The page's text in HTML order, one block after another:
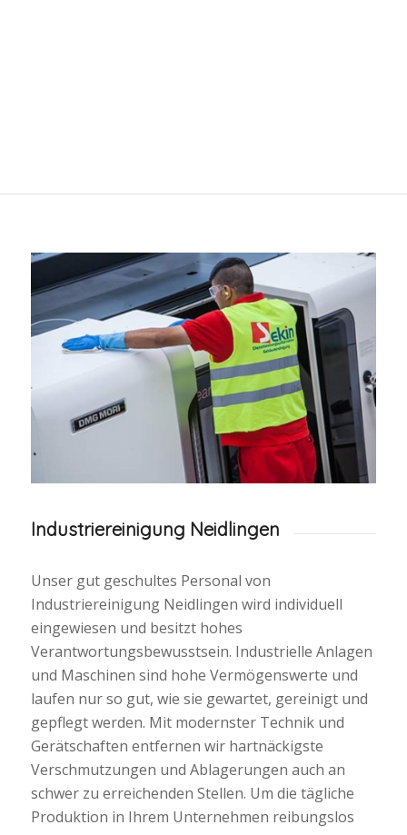
Industriereinigung Neidlingen
Unser gut geschultes Personal von
Industriereinigung Neidlingen wird individuell
eingewiesen und besitzt hohes
Verantwortungsbewusstsein. Industrielle Anlagen
und Maschinen sind hohe Vermögenswerte und
laufen nur so gut, wie sie gewartet, gereinigt und
gepflegt werden. Mit modernster Technik und
Gerätschaften entfernen wir hartnäckigste
Verschmutzungen und Ablagerungen auch an
schwer zu erreichenden Stellen. Um die tägliche
Produktion in Ihrem Unternehmen reibungslos